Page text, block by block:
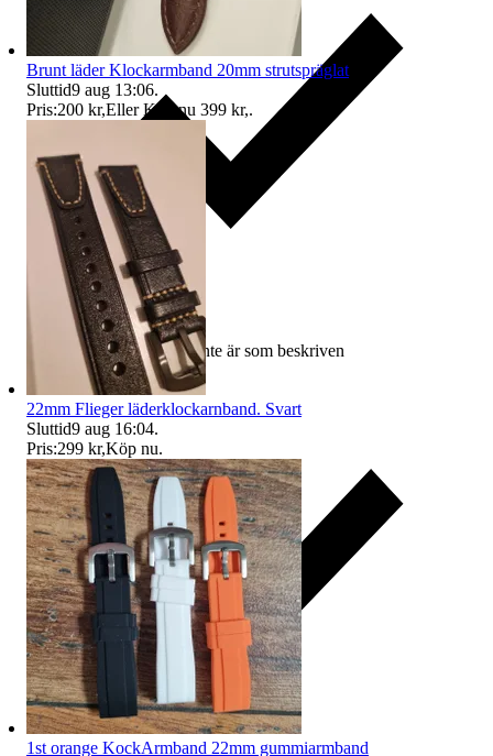
Ersättning om varan inte är som beskriven
Brunt läder Klockarmband 20mm strutspräglat
Sluttid9 aug 13:06.
Pris:200 kr,Eller Köp nu 399 kr,.
22mm Flieger läderklockarnband. Svart
Sluttid9 aug 16:04.
Pris:299 kr,Köp nu.
1st orange KockArmband 22mm gummiarmband